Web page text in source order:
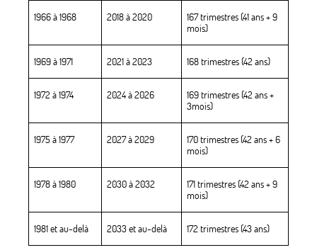
1966 à 1968 2018 à 2020
167 trimestres (41 ans + 9
mois)
1969 à 1971 2021 à 2023 168 trimestres (42 ans)
1972 à 1974 2024 à 2026
169 trimestres (42 ans +
3mois)
1975 à 1977 2027 à 2029
170 trimestres (42 ans + 6
mois)
1978 à 1980 2030 à 2032
171 trimestres (42 ans + 9
mois)
1981 et au-delà 2033 et au-delà 172 trimestres (43 ans)